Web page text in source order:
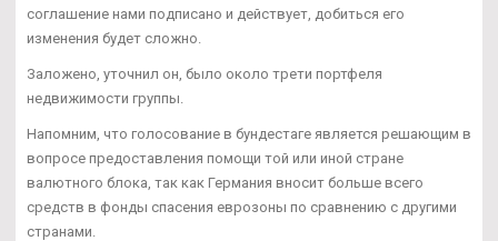
соглашение нами подписано и действует, добиться его
изменения будет сложно.
Заложено, уточнил он, было около трети портфеля
недвижимости группы.
Напомним, что голосование в бундестаге является решающим в
вопросе предоставления помощи той или иной стране
валютного блока, так как Германия вносит больше всего
средств в фонды спасения еврозоны по сравнению с другими
странами.